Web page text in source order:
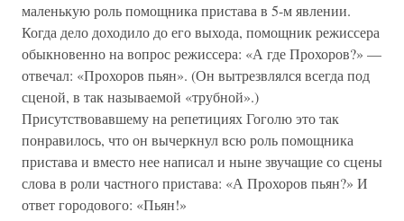
маленькую роль помощника пристава в 5-м явлении.
Когда дело доходило до его выхода, помощник режиссера
обыкновенно на вопрос режиссера: «А где Прохоров?» —
отвечал: «Прохоров пьян». (Он вытрезвлялся всегда под
сценой, в так называемой «трубной».)
Присутствовавшему на репетициях Гоголю это так
понравилось, что он вычеркнул всю роль помощника
пристава и вместо нее написал и ныне звучащие со сцены
слова в роли частного пристава: «А Прохоров пьян?» И
ответ городового: «Пьян!»